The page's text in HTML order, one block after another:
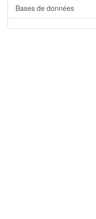
Bases de données